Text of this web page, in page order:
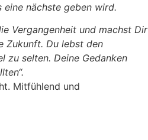
nächste geben wird.
Vergangenheit und machst Dir
Zukunft. Du lebst den
zu selten. Deine Gedanken
Mitfühlend und